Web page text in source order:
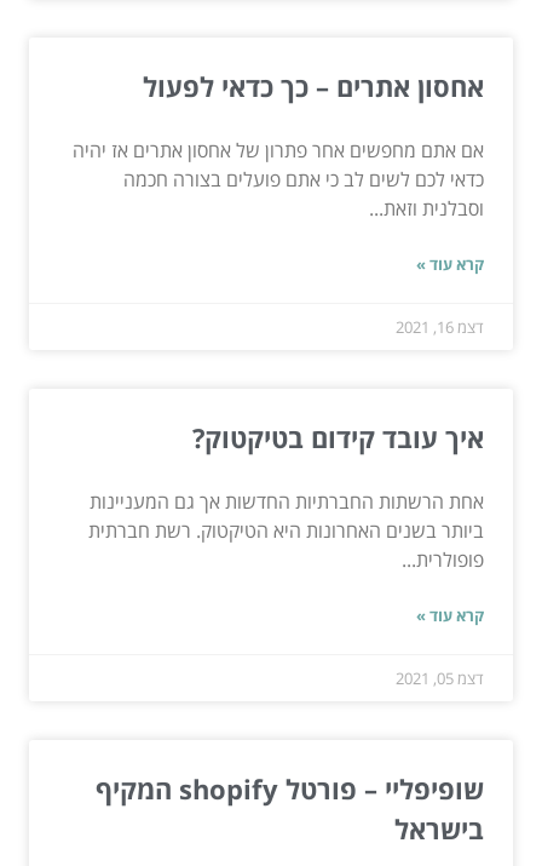
אחסון אתרים – כך כדאי לפעול
אם אתם מחפשים אחר פתרון של אחסון אתרים אז יהיה
כדאי לכם לשים לב כי אתם פועלים בצורה חכמה
וסבלנית וזאת...
קרא עוד »
דצמ 16, 2021
איך עובד קידום בטיקטוק?
אחת הרשתות החברתיות החדשות אך גם המעניינות
ביותר בשנים האחרונות היא הטיקטוק. רשת חברתית
פופולרית...
קרא עוד »
דצמ 05, 2021
שופיפליי – פורטל shopify המקיף
בישראל